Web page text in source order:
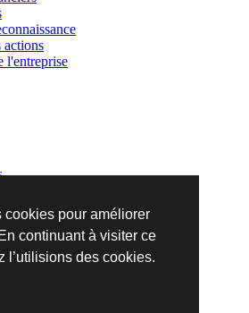
cookies pour améliorer
continuant à visiter ce
l’utilisions des cookies.
actions
l'entreprise